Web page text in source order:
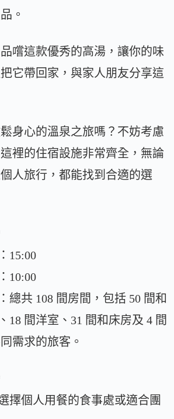
。
嚐這款優秀的高湯，讓你的味
它帶回家，與家人朋友分享這
身心的溫泉之旅嗎？不妨考慮
裡的住宿設施非常齊全，無論
人旅行，都能找到合適的選
15:00
10:00
總共 108 間房間，包括 50 間和
18 間洋室、31 間和床房及 4 間
需求的旅客。
擇個人用餐的食事處或適合團